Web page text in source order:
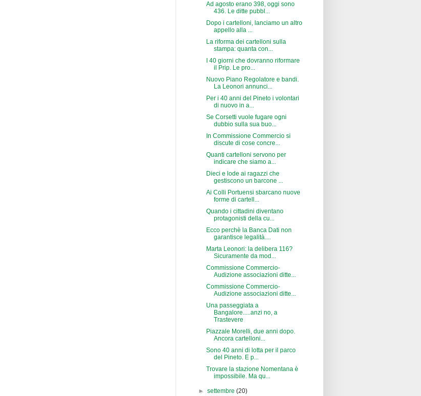
Ad agosto erano 398, oggi sono
436. Le ditte pubbl...
Dopo i cartelloni, lanciamo un altro
appello alla ...
La riforma dei cartelloni sulla
stampa: quanta con...
I 40 giorni che dovranno riformare
il Prip. Le pro...
Nuovo Piano Regolatore e bandi.
La Leonori annunci...
Per i 40 anni del Pineto i volontari
di nuovo in a...
Se Corsetti vuole fugare ogni
dubbio sulla sua buo...
In Commissione Commercio si
discute di cose concre...
Quanti cartelloni servono per
indicare che siamo a...
Dieci e lode ai ragazzi che
gestiscono un barcone ...
Ai Colli Portuensi sbarcano nuove
forme di cartell...
Quando i cittadini diventano
protagonisti della cu...
Ecco perchè la Banca Dati non
garantisce legalità....
Marta Leonori: la delibera 116?
Sicuramente da mod...
Commissione Commercio-
Audizione associazioni ditte...
Commissione Commercio-
Audizione associazioni ditte...
Una passeggiata a
Bangalore.....anzi no, a
Trastevere
Piazzale Morelli, due anni dopo.
Ancora cartelloni...
Sono 40 anni di lotta per il parco
del Pineto. E p...
Trovare la stazione Nomentana è
impossibile. Ma qu...
►settembre(20)